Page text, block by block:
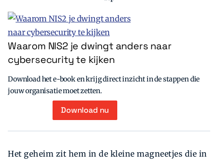
Waarom NIS2 je dwingt anders naar
cybersecurity te kijken
Download het e-book en krijg direct inzicht in de stappen die
jouw organisatie moet zetten.
Download nu
Het geheim zit hem in de kleine magneetjes die in